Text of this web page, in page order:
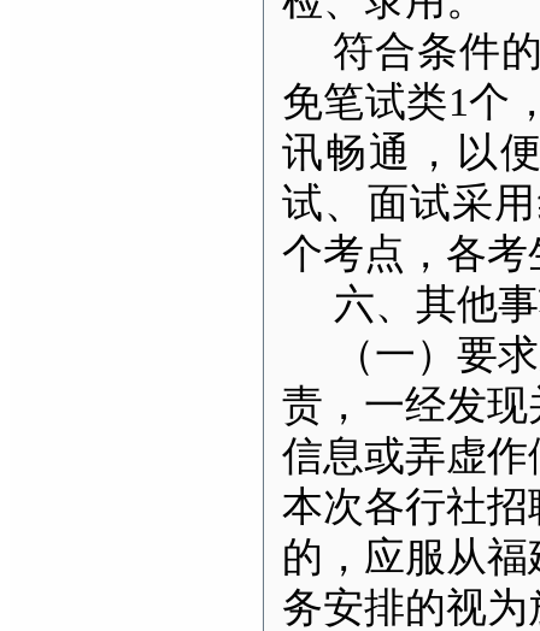
符合条件
免笔试类1个
讯畅通，以
试、面试采
个考点，各
六、其他
（一） 要
责， 一经发
信息或弄虚作
本次各行社
的，应服从
务安排的视